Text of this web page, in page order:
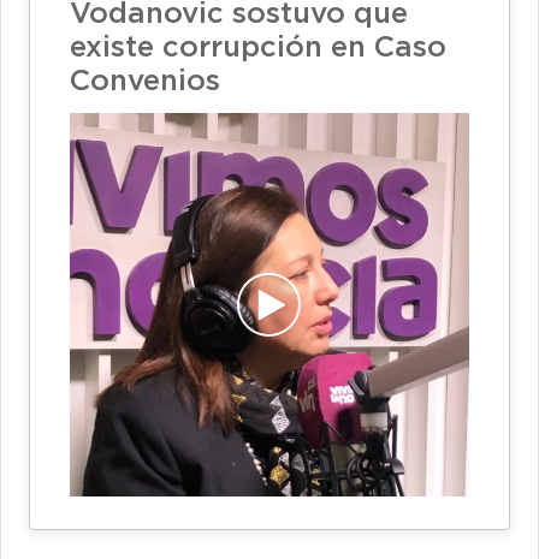
Vodanovic sostuvo que
existe corrupción en Caso
Convenios